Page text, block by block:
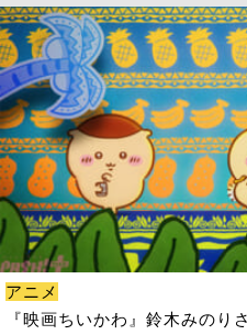
アニメ
『映画ちいかわ』鈴木みのり